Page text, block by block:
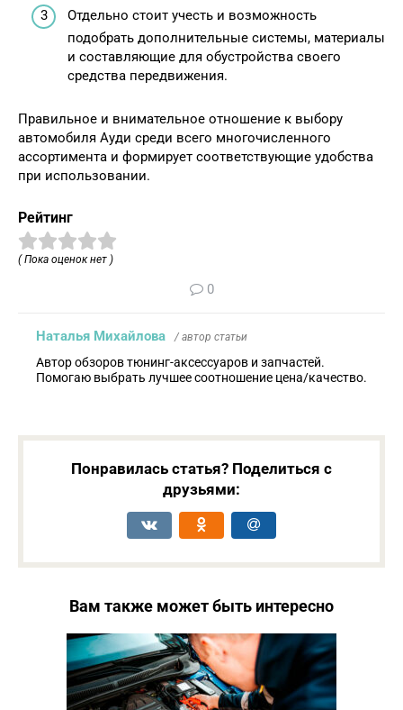
Отдельно стоит учесть и возможность
подобрать дополнительные системы, материалы
и составляющие для обустройства своего
средства передвижения.
Правильное и внимательное отношение к выбору
автомобиля Ауди среди всего многочисленного
ассортимента и формирует соответствующие удобства
при использовании.
Рейтинг
( Пока оценок нет )
0
Наталья Михайлова / автор статьи
Автор обзоров тюнинг-аксессуаров и запчастей.
Помогаю выбрать лучшее соотношение цена/качество.
Понравилась статья? Поделиться с
друзьями:
Вам также может быть интересно